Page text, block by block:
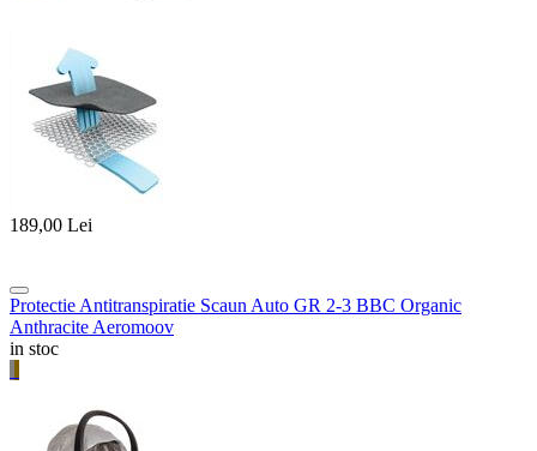
189,00 Lei
Protectie Antitranspiratie Scaun Auto GR 2-3 BBC Organic
Anthracite Aeromoov
in stoc